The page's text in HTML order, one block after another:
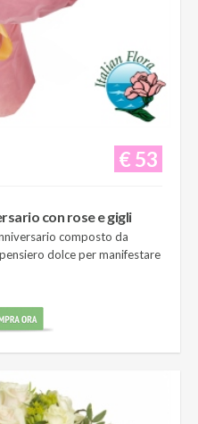
€ 53
con rose e gigli
composto da
dolce per manifestare